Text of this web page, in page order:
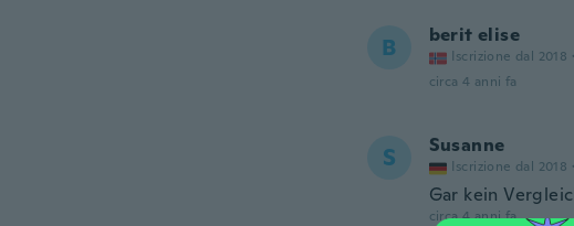
B berit elise
Iscrizione dal 2018 ·
circa 4 anni fa
S Susanne
Iscrizione dal 2018 ·
Gar kein
circa 4 anni fa